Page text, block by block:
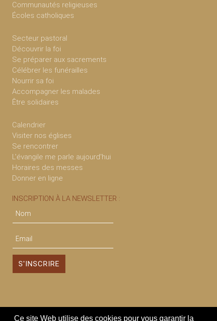
Ce site Web utilise des cookies pour vous garantir la
Communautés religieuses
Écoles catholiques
Secteur pastoral
Découvrir la foi
Se préparer aux sacrements
Célébrer les funérailles
Nourrir sa foi
Accompagner les malades
Être solidaires
Calendrier
Visiter nos églises
Se rencontrer
L'évangile me parle aujourd'hui
Horaires des messes
Donner en ligne
INSCRIPTION À LA NEWSLETTER :